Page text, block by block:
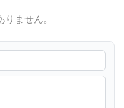
ません。